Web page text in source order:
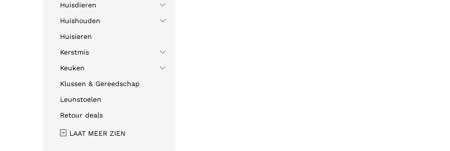
Huisdieren
Huishouden
Huisieren
Kerstmis
Keuken
Klussen & Gereedschap
Leunstoelen
Retour deals
LAAT MEER ZIEN